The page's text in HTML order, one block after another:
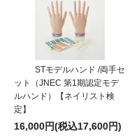
STモデルハンド /両手セ
ット（JNEC 第1期認定モデ
ルハンド）【ネイリスト検
定】
16,000円(税込17,600円)